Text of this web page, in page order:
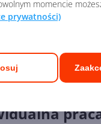
momencie
prywatności)